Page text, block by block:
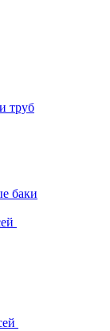
труб
баки